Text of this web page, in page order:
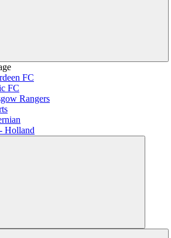
FC
FC
Rangers
Holland